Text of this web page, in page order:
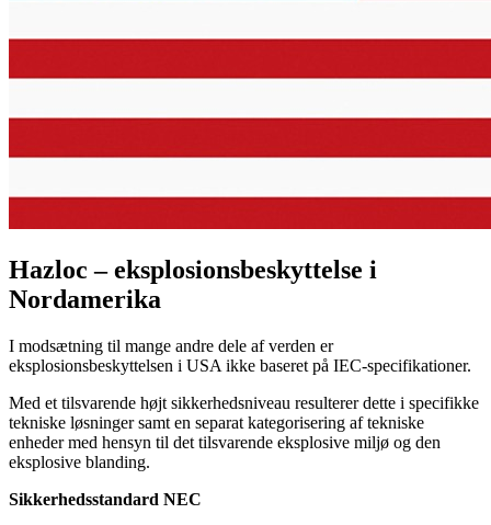
Hazloc – eksplosionsbeskyttelse i
Nordamerika
I modsætning til mange andre dele af verden er
eksplosionsbeskyttelsen i USA ikke baseret på IEC-specifikationer.
Med et tilsvarende højt sikkerhedsniveau resulterer dette i specifikke
tekniske løsninger samt en separat kategorisering af tekniske
enheder med hensyn til det tilsvarende eksplosive miljø og den
eksplosive blanding.
Sikkerhedsstandard NEC